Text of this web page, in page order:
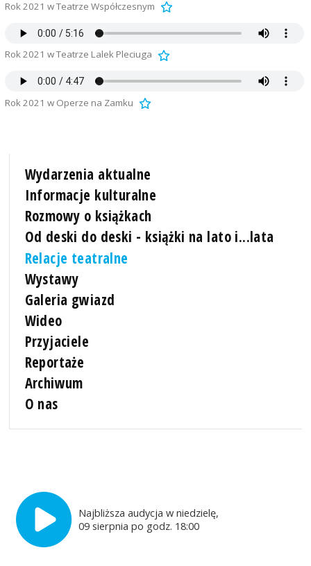
Rok 2021 w Teatrze Współczesnym
Rok 2021 w Teatrze Lalek Pleciuga
Rok 2021 w Operze na Zamku
Wydarzenia aktualne
Informacje kulturalne
Rozmowy o książkach
Od deski do deski - książki na lato i...lata
Relacje teatralne
Wystawy
Galeria gwiazd
Wideo
Przyjaciele
Reportaże
Archiwum
O nas
Najbliższa audycja w niedzielę,
09 sierpnia po godz. 18:00